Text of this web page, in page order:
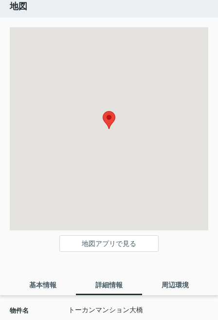
地図
地図アプリで見る
基本情報 詳細情報 周辺環境
物件名 トーカンマンション大橋